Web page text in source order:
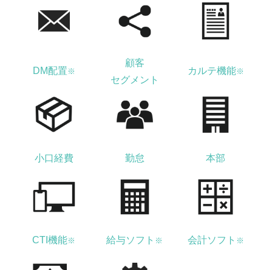
DM配置 ※
顧客
セグメント
カルテ機能※
小口経費 勤怠 本部
CTI機能※ 給与ソフト ※ 会計ソフト ※